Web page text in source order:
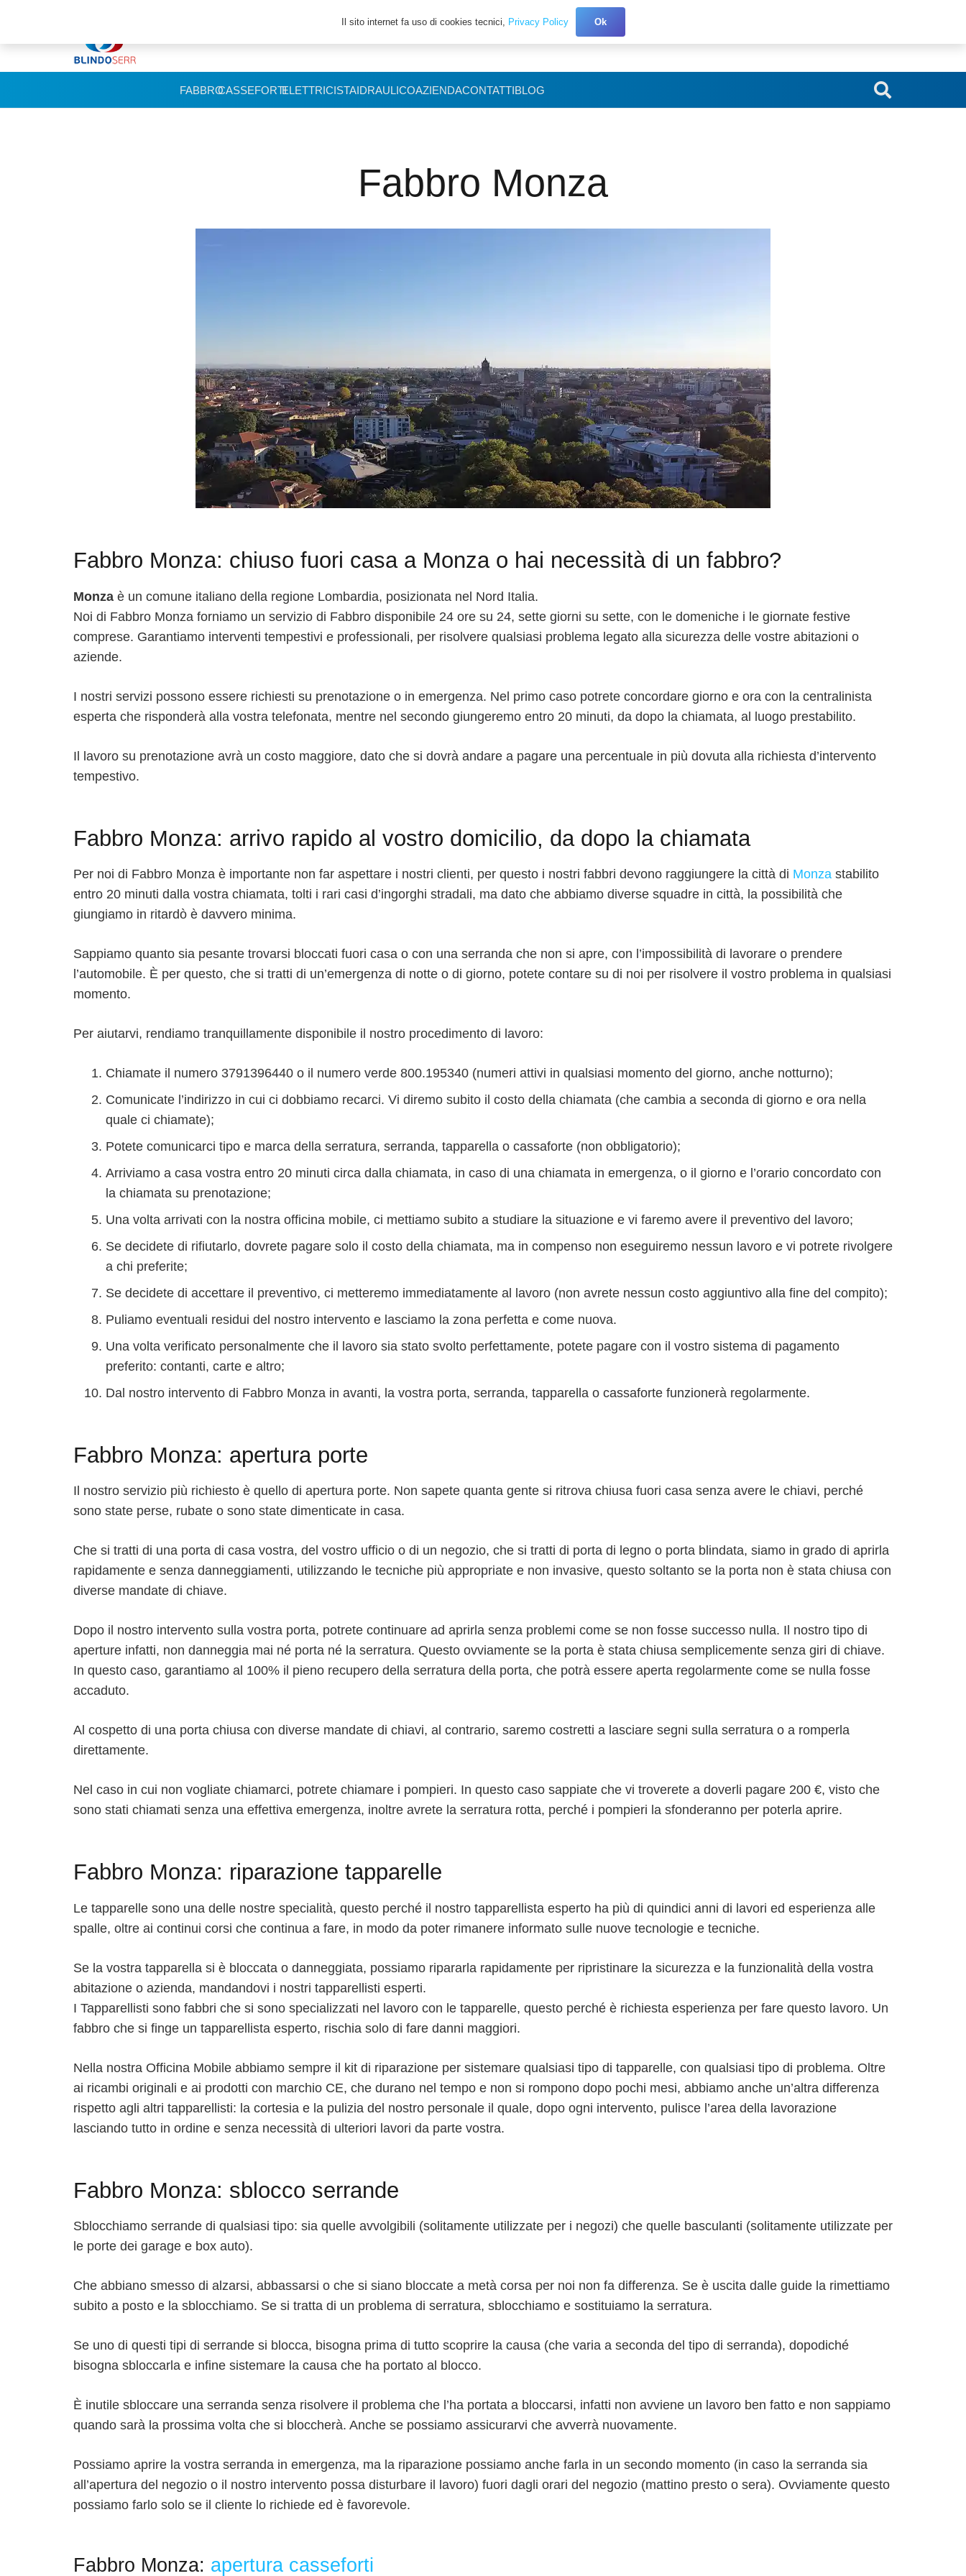
+39 327.3027150
FABBROCASSEFORTIELETTRICISTAIDRAULICOAZIENDACONTATTIBLOG
Fabbro Monza
Fabbro Monza: chiuso fuori casa a Monza o hai necessità di un fabbro?
Monza è un comune italiano della regione Lombardia, posizionata nel Nord Italia.
Noi di Fabbro Monza forniamo un servizio di Fabbro disponibile 24 ore su 24, sette giorni su sette, con le domeniche i le giornate festive
comprese. Garantiamo interventi tempestivi e professionali, per risolvere qualsiasi problema legato alla sicurezza delle vostre abitazioni o
aziende.
I nostri servizi possono essere richiesti su prenotazione o in emergenza. Nel primo caso potrete concordare giorno e ora con la centralinista
esperta che risponderà alla vostra telefonata, mentre nel secondo giungeremo entro 20 minuti, da dopo la chiamata, al luogo prestabilito.
Il lavoro su prenotazione avrà un costo maggiore, dato che si dovrà andare a pagare una percentuale in più dovuta alla richiesta d’intervento
tempestivo.
Fabbro Monza: arrivo rapido al vostro domicilio, da dopo la chiamata
Per noi di Fabbro Monza è importante non far aspettare i nostri clienti, per questo i nostri fabbri devono raggiungere la città di Monza stabilito
entro 20 minuti dalla vostra chiamata, tolti i rari casi d’ingorghi stradali, ma dato che abbiamo diverse squadre in città, la possibilità che
giungiamo in ritardò è davvero minima.
Sappiamo quanto sia pesante trovarsi bloccati fuori casa o con una serranda che non si apre, con l’impossibilità di lavorare o prendere
l’automobile. È per questo, che si tratti di un’emergenza di notte o di giorno, potete contare su di noi per risolvere il vostro problema in qualsiasi
momento.
Per aiutarvi, rendiamo tranquillamente disponibile il nostro procedimento di lavoro:
Chiamate il numero 3791396440 o il numero verde 800.195340 (numeri attivi in qualsiasi momento del giorno, anche notturno);
Comunicate l’indirizzo in cui ci dobbiamo recarci. Vi diremo subito il costo della chiamata (che cambia a seconda di giorno e ora nella
quale ci chiamate);
Potete comunicarci tipo e marca della serratura, serranda, tapparella o cassaforte (non obbligatorio);
Arriviamo a casa vostra entro 20 minuti circa dalla chiamata, in caso di una chiamata in emergenza, o il giorno e l’orario concordato con
la chiamata su prenotazione;
Una volta arrivati con la nostra officina mobile, ci mettiamo subito a studiare la situazione e vi faremo avere il preventivo del lavoro;
Se decidete di rifiutarlo, dovrete pagare solo il costo della chiamata, ma in compenso non eseguiremo nessun lavoro e vi potrete rivolgere
a chi preferite;
Se decidete di accettare il preventivo, ci metteremo immediatamente al lavoro (non avrete nessun costo aggiuntivo alla fine del compito);
Puliamo eventuali residui del nostro intervento e lasciamo la zona perfetta e come nuova.
Una volta verificato personalmente che il lavoro sia stato svolto perfettamente, potete pagare con il vostro sistema di pagamento
preferito: contanti, carte e altro;
Dal nostro intervento di Fabbro Monza in avanti, la vostra porta, serranda, tapparella o cassaforte funzionerà regolarmente.
Fabbro Monza: apertura porte
Il nostro servizio più richiesto è quello di apertura porte. Non sapete quanta gente si ritrova chiusa fuori casa senza avere le chiavi, perché
sono state perse, rubate o sono state dimenticate in casa.
Che si tratti di una porta di casa vostra, del vostro ufficio o di un negozio, che si tratti di porta di legno o porta blindata, siamo in grado di aprirla
rapidamente e senza danneggiamenti, utilizzando le tecniche più appropriate e non invasive, questo soltanto se la porta non è stata chiusa con
diverse mandate di chiave.
Dopo il nostro intervento sulla vostra porta, potrete continuare ad aprirla senza problemi come se non fosse successo nulla. Il nostro tipo di
aperture infatti, non danneggia mai né porta né la serratura. Questo ovviamente se la porta è stata chiusa semplicemente senza giri di chiave.
In questo caso, garantiamo al 100% il pieno recupero della serratura della porta, che potrà essere aperta regolarmente come se nulla fosse
accaduto.
Al cospetto di una porta chiusa con diverse mandate di chiavi, al contrario, saremo costretti a lasciare segni sulla serratura o a romperla
direttamente.
Nel caso in cui non vogliate chiamarci, potrete chiamare i pompieri. In questo caso sappiate che vi troverete a doverli pagare 200 €, visto che
sono stati chiamati senza una effettiva emergenza, inoltre avrete la serratura rotta, perché i pompieri la sfonderanno per poterla aprire.
Fabbro Monza: riparazione tapparelle
Le tapparelle sono una delle nostre specialità, questo perché il nostro tapparellista esperto ha più di quindici anni di lavori ed esperienza alle
spalle, oltre ai continui corsi che continua a fare, in modo da poter rimanere informato sulle nuove tecnologie e tecniche.
Se la vostra tapparella si è bloccata o danneggiata, possiamo ripararla rapidamente per ripristinare la sicurezza e la funzionalità della vostra
abitazione o azienda, mandandovi i nostri tapparellisti esperti.
I Tapparellisti sono fabbri che si sono specializzati nel lavoro con le tapparelle, questo perché è richiesta esperienza per fare questo lavoro. Un
fabbro che si finge un tapparellista esperto, rischia solo di fare danni maggiori.
Nella nostra Officina Mobile abbiamo sempre il kit di riparazione per sistemare qualsiasi tipo di tapparelle, con qualsiasi tipo di problema. Oltre
ai ricambi originali e ai prodotti con marchio CE, che durano nel tempo e non si rompono dopo pochi mesi, abbiamo anche un’altra differenza
rispetto agli altri tapparellisti: la cortesia e la pulizia del nostro personale il quale, dopo ogni intervento, pulisce l’area della lavorazione
lasciando tutto in ordine e senza necessità di ulteriori lavori da parte vostra.
Fabbro Monza: sblocco serrande
Sblocchiamo serrande di qualsiasi tipo: sia quelle avvolgibili (solitamente utilizzate per i negozi) che quelle basculanti (solitamente utilizzate per
le porte dei garage e box auto).
Che abbiano smesso di alzarsi, abbassarsi o che si siano bloccate a metà corsa per noi non fa differenza. Se è uscita dalle guide la rimettiamo
subito a posto e la sblocchiamo. Se si tratta di un problema di serratura, sblocchiamo e sostituiamo la serratura.
Se uno di questi tipi di serrande si blocca, bisogna prima di tutto scoprire la causa (che varia a seconda del tipo di serranda), dopodiché
bisogna sbloccarla e infine sistemare la causa che ha portato al blocco.
È inutile sbloccare una serranda senza risolvere il problema che l’ha portata a bloccarsi, infatti non avviene un lavoro ben fatto e non sappiamo
quando sarà la prossima volta che si bloccherà. Anche se possiamo assicurarvi che avverrà nuovamente.
Possiamo aprire la vostra serranda in emergenza, ma la riparazione possiamo anche farla in un secondo momento (in caso la serranda sia
all’apertura del negozio o il nostro intervento possa disturbare il lavoro) fuori dagli orari del negozio (mattino presto o sera). Ovviamente questo
possiamo farlo solo se il cliente lo richiede ed è favorevole.
Fabbro Monza: apertura casseforti
Il sito internet fa uso di cookies tecnici, Privacy Policy Ok